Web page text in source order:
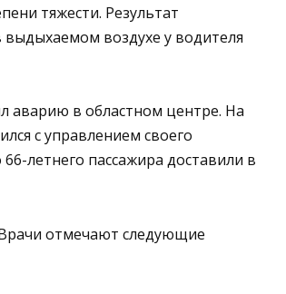
тяжести. Результат
выдыхаемом воздухе у водителя
аварию в областном центре. На
с управлением своего
летнего пассажира доставили в
отмечают следующие